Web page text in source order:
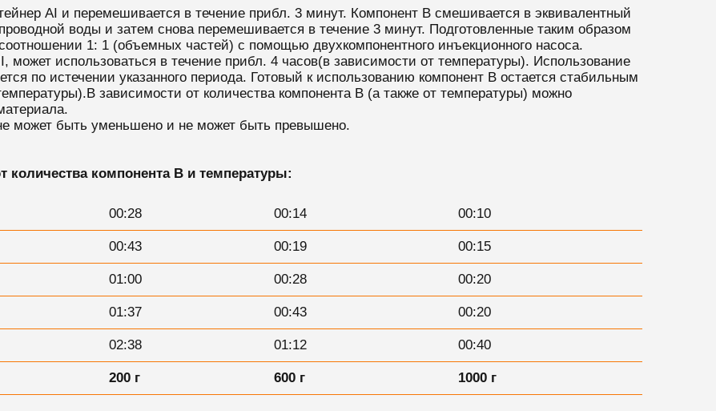
AI и перемешивается в течение прибл. 3 минут. Компонент B смешивается в эквивалентный
воды и затем снова перемешивается в течение 3 минут. Подготовленные таким образом
1: 1 (объемных частей) с помощью двухкомпонентного инъекционного насоса.
использоваться в течение прибл. 4 часов(в зависимости от температуры). Использование
по истечении указанного периода. Готовый к использованию компонент B остается стабильным
зависимости от количества компонента B (а также от температуры) можно
может быть уменьшено и не может быть превышено.
количества компонента B и температуры:
00:28 00:14 00:10
00:43 00:19 00:15
01:00 00:28 00:20
01:37 00:43 00:20
02:38 01:12 00:40
200 г 600 г 1000 г